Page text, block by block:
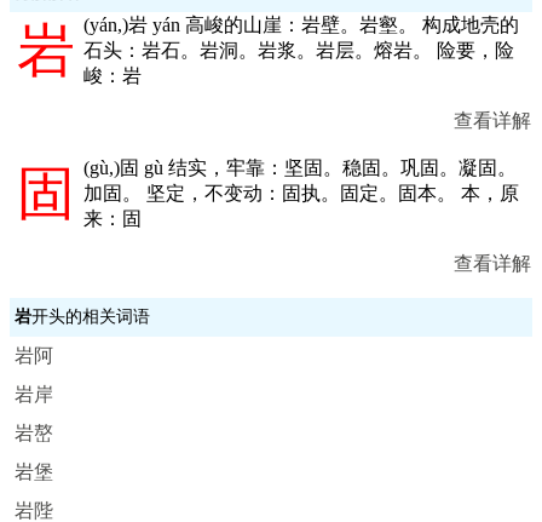
岩 (yán,)岩 yán 高峻的山崖：岩壁。岩壑。 构成地壳的
石头：岩石。岩洞。岩浆。岩层。熔岩。 险要，险
峻：岩
查看详解
固 (gù,)固 gù 结实，牢靠：坚固。稳固。巩固。凝固。
加固。 坚定，不变动：固执。固定。固本。 本，原
来：固
查看详解
岩开头的相关词语
岩阿
岩岸
岩嶅
岩堡
岩陛